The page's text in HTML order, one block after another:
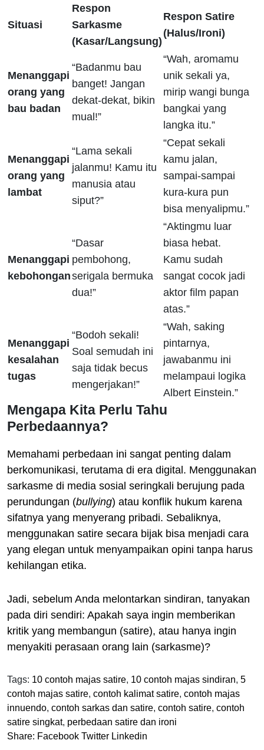
Situasi
Respon
Sarkasme
(Kasar/Langsung)
Respon Satire
(Halus/Ironi)
Menanggapi
orang yang
bau badan
“Badanmu bau
banget! Jangan
dekat-dekat, bikin
mual!”
“Wah, aromamu
unik sekali ya,
mirip wangi bunga
bangkai yang
langka itu.”
Menanggapi
orang yang
lambat
“Lama sekali
jalanmu! Kamu itu
manusia atau
siput?”
“Cepat sekali
kamu jalan,
sampai-sampai
kura-kura pun
bisa menyalipmu.”
Menanggapi
kebohongan
“Dasar
pembohong,
serigala bermuka
dua!”
“Aktingmu luar
biasa hebat.
Kamu sudah
sangat cocok jadi
aktor film papan
atas.”
Menanggapi
kesalahan
tugas
“Bodoh sekali!
Soal semudah ini
saja tidak becus
mengerjakan!”
“Wah, saking
pintarnya,
jawabanmu ini
melampaui logika
Albert Einstein.”
Mengapa Kita Perlu Tahu
Perbedaannya?
Memahami perbedaan ini sangat penting dalam
berkomunikasi, terutama di era digital. Menggunakan
sarkasme di media sosial seringkali berujung pada
perundungan (bullying) atau konflik hukum karena
sifatnya yang menyerang pribadi. Sebaliknya,
menggunakan satire secara bijak bisa menjadi cara
yang elegan untuk menyampaikan opini tanpa harus
kehilangan etika.
Jadi, sebelum Anda melontarkan sindiran, tanyakan
pada diri sendiri: Apakah saya ingin memberikan
kritik yang membangun (satire), atau hanya ingin
menyakiti perasaan orang lain (sarkasme)?
Tags: 10 contoh majas satire, 10 contoh majas sindiran, 5
contoh majas satire, contoh kalimat satire, contoh majas
innuendo, contoh sarkas dan satire, contoh satire, contoh
satire singkat, perbedaan satire dan ironi
Share: Facebook Twitter Linkedin